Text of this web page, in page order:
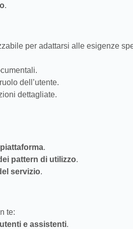
.
per adattarsi alle esigenze
dell’utente.
dettagliate.
.
pattern di utilizzo.
servizio.
te:
e assistenti.